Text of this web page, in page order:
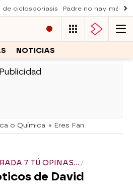
de ciclosporiasis Padre no hay más
NOTICIAS
o Química » Eres Fan
7 TÚ OPINAS...
de David